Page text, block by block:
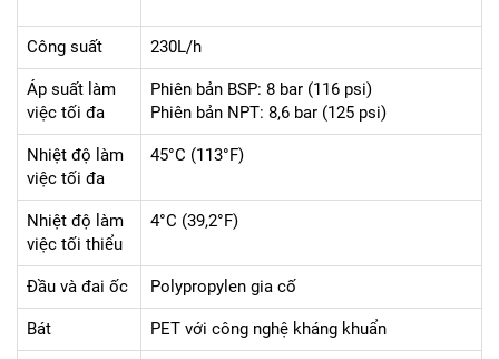
Công suất 230L/h
Áp suất làm
việc tối đa
Phiên bản BSP: 8 bar (116 psi)
Phiên bản NPT: 8,6 bar (125 psi)
Nhiệt độ làm
việc tối đa
45°C (113°F)
Nhiệt độ làm
việc tối thiểu
4°C (39,2°F)
Đầu và đai ốc Polypropylen gia cố
Bát PET với công nghệ kháng khuẩn